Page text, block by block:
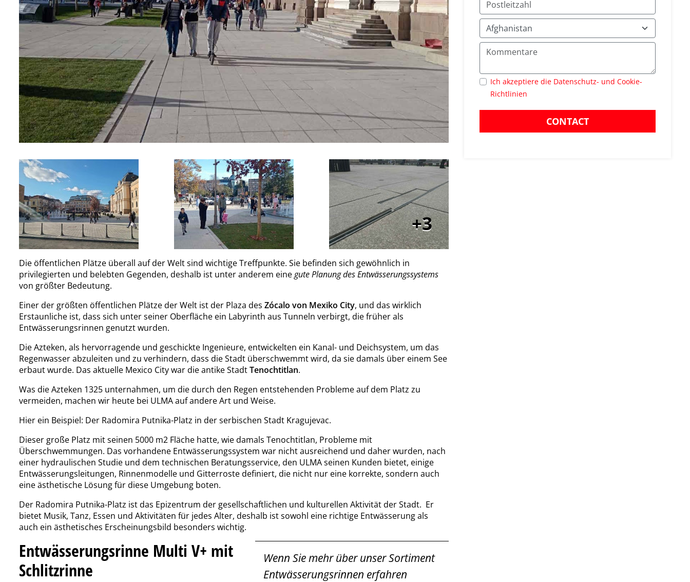
3
Die öffentlichen Plätze überall auf der Welt sind wichtige Treffpunkte. Sie befinden sich gewöhnlich in
privilegierten und belebten Gegenden, deshalb ist unter anderem einegute Planung des Entwässerungssystems
von größter Bedeutung.
Einer der größten öffentlichen Plätze der Welt ist der Plaza des Zócalo von Mexiko City, und das wirklich
Erstaunliche ist, dass sich unter seiner Oberfläche ein Labyrinth aus Tunneln verbirgt, die früher als
Entwässerungsrinnen genutzt wurden.
Die Azteken, als hervorragende und geschickte Ingenieure, entwickelten ein Kanal- und Deichsystem, um das
Regenwasser abzuleiten und zu verhindern, dass die Stadt überschwemmt wird, da sie damals über einem See
erbaut wurde. Das aktuelle Mexico City war die antike StadtTenochtitlan.
Was die Azteken 1325 unternahmen, um die durch den Regen entstehenden Probleme auf dem Platz zu
vermeiden, machen wir heute bei ULMA auf andere Art und Weise.
Hier ein Beispiel: Der Radomira Putnika-Platz in der serbischen Stadt Kragujevac.
Dieser große Platz mit seinen 5000 m2 Fläche hatte, wie damals Tenochtitlan, Probleme mit
Überschwemmungen. Das vorhandene Entwässerungssystem war nicht ausreichend und daher wurden, nach
einer hydraulischen Studie und dem technischen Beratungsservice, den ULMA seinen Kunden bietet, einige
Entwässerungsleitungen, Rinnenmodelle und Gitterroste definiert, die nicht nur eine korrekte, sondern auch
eine ästhetische Lösung für diese Umgebung boten.
Der Radomira Putnika-Platz ist das Epizentrum der gesellschaftlichen und kulturellen Aktivität der Stadt. Er
bietet Musik, Tanz, Essen und Aktivitäten für jedes Alter, deshalb ist sowohl eine richtige Entwässerung als
auch ein ästhetisches Erscheinungsbild besonders wichtig.
Wenn Sie mehr über unser Sortiment
Entwässerungsrinnen erfahren
Entwässerungsrinne Multi V+ mit
Schlitzrinne
Ich akzeptiere die Datenschutz- und Cookie-
Richtlinien
CONTACT